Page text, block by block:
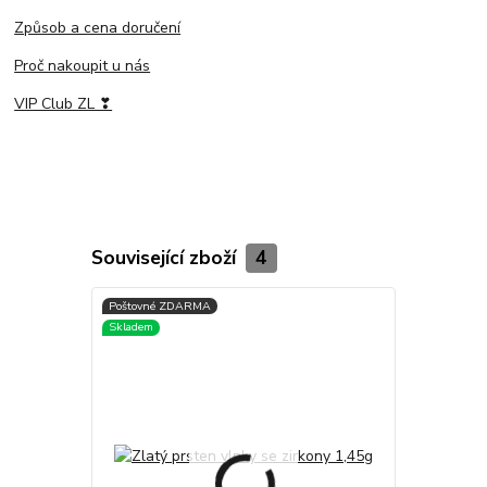
Způsob a cena doručení
Proč nakoupit u nás
VIP Club ZL ❣
Související zboží 4